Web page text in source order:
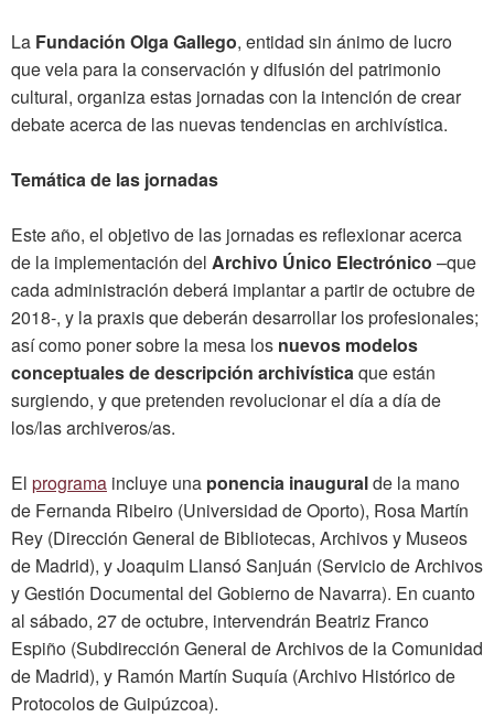
La Fundación Olga Gallego, entidad sin ánimo de lucro
que vela para la conservación y difusión del patrimonio
cultural, organiza estas jornadas con la intención de crear
debate acerca de las nuevas tendencias en archivística.
Temática de las jornadas
Este año, el objetivo de las jornadas es reflexionar acerca
de la implementación del Archivo Único Electrónico –que
cada administración deberá implantar a partir de octubre de
2018-, y la praxis que deberán desarrollar los profesionales;
así como poner sobre la mesa los nuevos modelos
conceptuales de descripción archivísticaque están
surgiendo, y que pretenden revolucionar el día a día de
los/las archiveros/as.
El programa incluye una ponencia inauguralde la mano
de Fernanda Ribeiro (Universidad de Oporto), Rosa Martín
Rey (Dirección General de Bibliotecas, Archivos y Museos
de Madrid), y Joaquim Llansó Sanjuán (Servicio de Archivos
y Gestión Documental del Gobierno de Navarra). En cuanto
al sábado, 27 de octubre, intervendrán Beatriz Franco
Espiño (Subdirección General de Archivos de la Comunidad
de Madrid), y Ramón Martín Suquía (Archivo Histórico de
Protocolos de Guipúzcoa).